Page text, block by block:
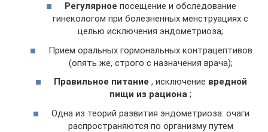
Регулярное посещение и обследование
гинекологом при болезненных менструациях с
целью исключения эндометриоза;
Прием оральных гормональных контрацептивов
(опять же, строго с назначения врача);
Правильное питание , исключение вредной
пищи из рациона ;
Одна из теорий развития эндометриоза: очаги
распространяются по организму путем